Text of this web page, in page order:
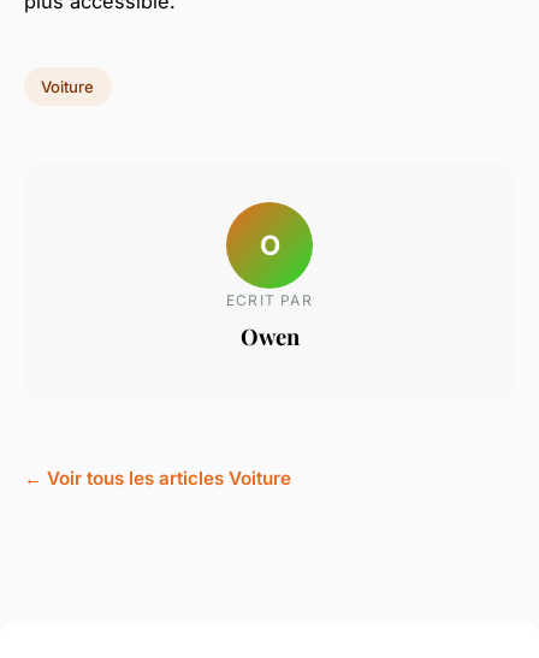
Voiture
O
ECRIT PAR
Owen
← Voir tous les articles Voiture